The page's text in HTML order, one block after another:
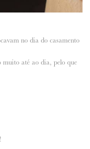
no dia do casamento
muito até ao dia, pelo que